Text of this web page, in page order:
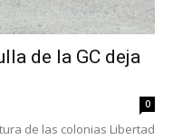
de la GC deja
0
de las colonias Libertad